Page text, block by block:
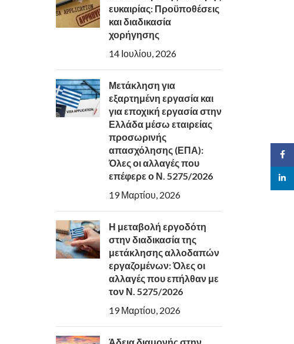
ευκαιρίας: Προϋποθέσεις
και διαδικασία
χορήγησης
14 Ιουλίου, 2026
Μετάκληση για
εξαρτημένη εργασία και
για εποχική εργασία στην
Ελλάδα μέσω εταιρείας
προσωρινής
απασχόλησης (ΕΠΑ):
Όλες οι αλλαγές που
επέφερε ο Ν. 5275/2026
19 Μαρτίου, 2026
Η μεταβολή εργοδότη
στην διαδικασία της
μετάκλησης αλλοδαπών
εργαζομένων: Όλες οι
αλλαγές που επήλθαν με
τον Ν. 5275/2026
19 Μαρτίου, 2026